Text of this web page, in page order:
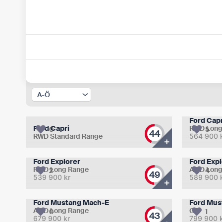
Ford Capri
RWD Standard Range
44
0
+
Ford
RWD
564 900
5
Ford Explorer
RWD Long Range
539 900 kr 49
2
+
Ford
AWD
589 900
4
Ford Mustang Mach-E
AWD Long Range
679 900 kr 43
0
Ford
GT
799 900
1